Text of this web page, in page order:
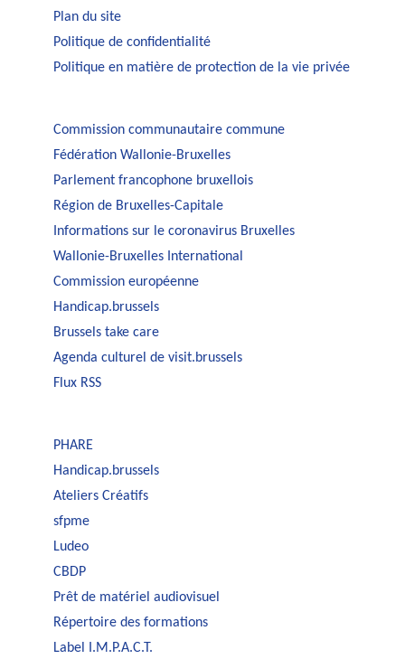
Plan du site
Politique de confidentialité
Politique en matière de protection de la vie privée
Commission communautaire commune
Fédération Wallonie-Bruxelles
Parlement francophone bruxellois
Région de Bruxelles-Capitale
Informations sur le coronavirus Bruxelles
Wallonie-Bruxelles International
Commission européenne
Handicap.brussels
Brussels take care
Agenda culturel de visit.brussels
Flux RSS
PHARE
Handicap.brussels
Ateliers Créatifs
sfpme
Ludeo
CBDP
Prêt de matériel audiovisuel
Répertoire des formations
Label I.M.P.A.C.T.